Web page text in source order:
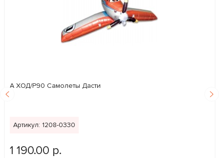
А ХОД/P90 Самолеты Дасти
Артикул: 1208-0330
1 190.00 р.